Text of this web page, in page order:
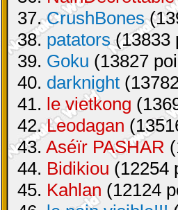
37.CrushBones
38.patators(13833
39. Goku (13827
40. darknight
41. le vietkong
42.Leodagan
43. Aséïr PASHAR
44. Bidikiou (12254
45. Kahlan (12124